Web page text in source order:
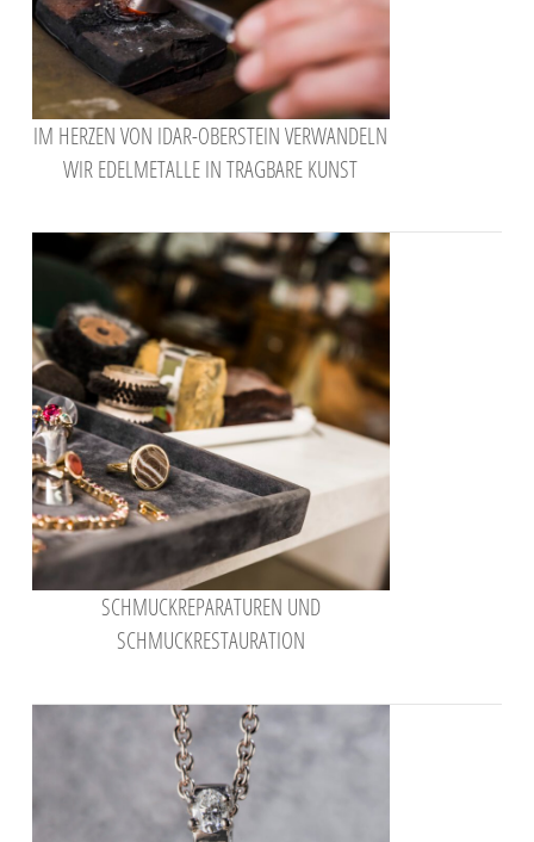
IM HERZEN VON IDAR-OBERSTEIN VERWANDELN
WIR EDELMETALLE IN TRAGBARE KUNST
SCHMUCKREPARATUREN UND
SCHMUCKRESTAURATION